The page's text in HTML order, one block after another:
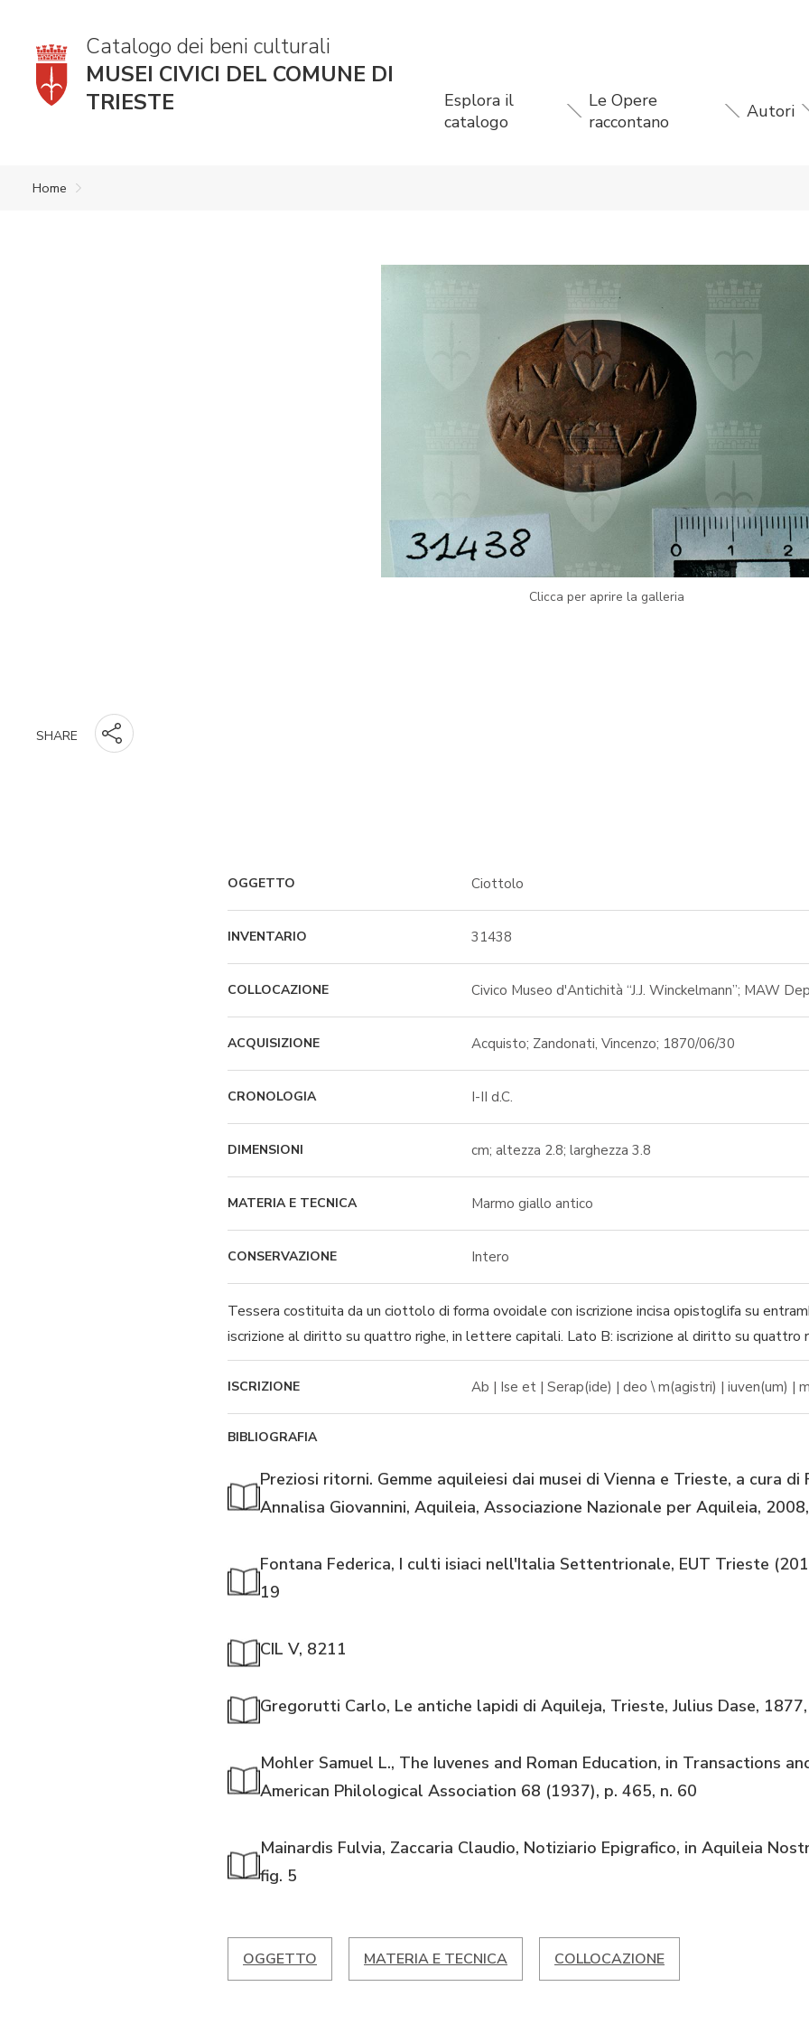
Catalogo dei beni culturali
MUSEI CIVICI DEL COMUNE DI
TRIESTE
Esplora il
catalogo
Le Opere
raccontano
Autori
Home
Clicca per aprire la galleria
SHARE
OGGETTO Ciottolo
INVENTARIO 31438
COLLOCAZIONE Civico Museo d'Antichità “J.J. Winckelmann”; MAW
ACQUISIZIONE Acquisto; Zandonati, Vincenzo; 1870/06/30
CRONOLOGIA I-II d.C.
DIMENSIONI cm; altezza 2.8; larghezza 3.8
MATERIA E TECNICA Marmo giallo antico
CONSERVAZIONE Intero
Tessera costituita da un ciottolo di forma ovoidale con iscrizione incisa opistoglifa su
iscrizione al diritto su quattro righe, in lettere capitali. Lato B: iscrizione al diritto su quattro
ISCRIZIONE Ab | Ise et | Serap(ide) | deo \ m(agistri) | iuven(um) |
BIBLIOGRAFIA
Preziosi ritorni. Gemme aquileiesi dai musei di Vienna e Trieste, a cura di
Annalisa Giovannini, Aquileia, Associazione Nazionale per Aquileia,
Fontana Federica, I culti isiaci nell'Italia Settentrionale, EUT Trieste
19
CIL V, 8211
Gregorutti Carlo, Le antiche lapidi di Aquileja, Trieste, Julius Dase,
Mohler Samuel L., The Iuvenes and Roman Education, in Transactions
American Philological Association 68 (1937), p. 465, n. 60
Mainardis Fulvia, Zaccaria Claudio, Notiziario Epigrafico, in Aquileia
fig. 5
OGGETTO MATERIA E TECNICA COLLOCAZIONE